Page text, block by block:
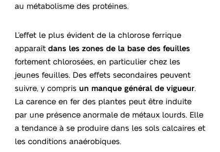
au métabolisme des protéines.
L’effet le plus évident de la chlorose ferrique
apparaît dans les zones de la base des feuilles
fortement chlorosées, en particulier chez les
jeunes feuilles. Des effets secondaires peuvent
suivre, y compris un manque général de vigueur.
La carence en fer des plantes peut être induite
par une présence anormale de métaux lourds. Elle
a tendance à se produire dans les sols calcaires et
les conditions anaérobiques.